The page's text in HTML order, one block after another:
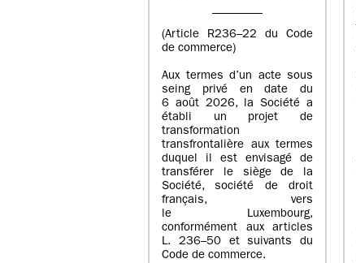
(Article R236–22 du Code
de commerce)
Aux termes d’un acte sous
seing privé en date du
6 août 2026, la Société a
établi un projet de
transformation
transfrontalière aux termes
duquel il est envisagé de
transférer le siège de la
Société, société de droit
français, vers
le Luxembourg,
conformément aux articles
L. 236–50 et suivants du
Code de commerce.